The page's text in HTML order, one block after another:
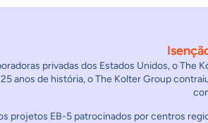
privadas dos Estados Unidos, o
anos de história, o The Kolter Group
projetos EB-5 patrocinados por centros